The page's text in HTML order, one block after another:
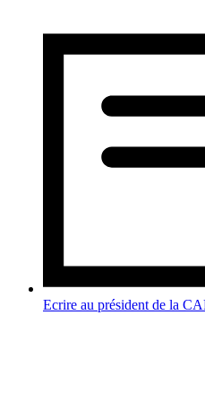
Ecrire au président de la